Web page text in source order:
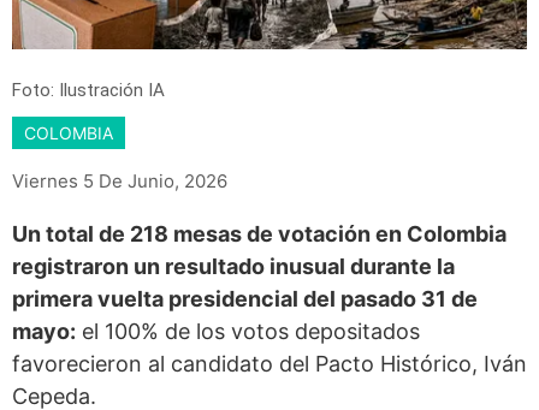
Foto: Ilustración IA
COLOMBIA
Viernes 5 De Junio, 2026
Un total de 218 mesas de votación en Colombia
registraron un resultado inusual durante la
primera vuelta presidencial del pasado 31 de
mayo: el 100% de los votos depositados
favorecieron al candidato del Pacto Histórico, Iván
Cepeda.